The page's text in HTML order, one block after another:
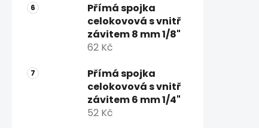
Přímá spojka
celokovová s vnitř
závitem 8 mm 1/8"
62 Kč
Přímá spojka
celokovová s vnitř
závitem 6 mm 1/4"
52 Kč